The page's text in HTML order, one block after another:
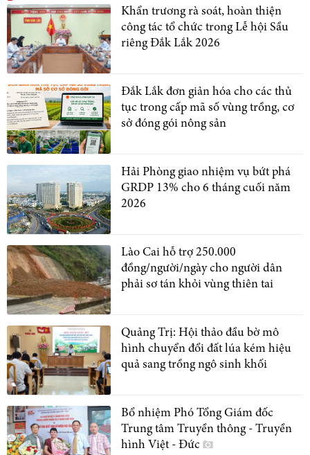
Khẩn trương rà soát, hoàn thiện
công tác tổ chức trong Lễ hội Sầu
riêng Đắk Lắk 2026
Đắk Lắk đơn giản hóa cho các thủ
tục trong cấp mã số vùng trồng, cơ
sở đóng gói nông sản
Hải Phòng giao nhiệm vụ bứt phá
GRDP 13% cho 6 tháng cuối năm
2026
Lào Cai hỗ trợ 250.000
đồng/người/ngày cho người dân
phải sơ tán khỏi vùng thiên tai
Quảng Trị: Hội thảo đầu bờ mô
hình chuyển đổi đất lúa kém hiệu
quả sang trồng ngô sinh khối
Bổ nhiệm Phó Tổng Giám đốc
Trung tâm Truyền thông - Truyền
hình Việt - Đức